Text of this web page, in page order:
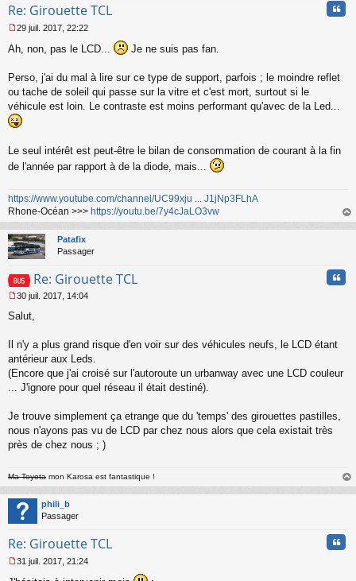
Re: Girouette TCL
e
a
g
e
n
l
u
29 juil. 2017, 22:22
Ah, non, pas le LCD... Je ne suis pas fan.
Perso, j'ai du mal à lire sur ce type de support, parfois ; le moindre reflet
ou tache de soleil qui passe sur la vitre et c'est mort, surtout si le
véhicule est loin. Le contraste est moins performant qu'avec de la Led...
Le seul intérêt est peut-être le bilan de consommation de courant à la fin
de l'année par rapport à de la diode, mais...
https://www.youtube.com/channel/UC99xju ... J1jNp3FLhA
Rhone-Océan >>> https://youtu.be/7y4cJaLO3vw
au
Patafix
Passager
Re: Girouette TCL
e
s
g
e
n
n
u
30 juil. 2017, 14:04
Salut,
Il n'y a plus grand risque d'en voir sur des véhicules neufs, le LCD étant
antérieur aux Leds.
(Encore que j'ai croisé sur l'autoroute un urbanway avec une LCD couleur
... J'ignore pour quel réseau il était destiné).
Je trouve simplement ça etrange que du 'temps' des girouettes pastilles,
nous n'ayons pas vu de LCD par chez nous alors que cela existait très
près de chez nous ; )
Ma Toyota mon Karosa est fantastique !
au
phili_b
Passager
Re: Girouette TCL
31 juil. 2017, 21:24